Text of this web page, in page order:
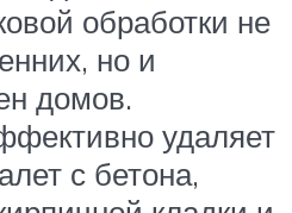
обработки не
но и
домов.
удаляет
с бетона,